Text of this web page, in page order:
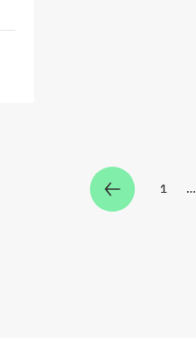
Zur
1 …